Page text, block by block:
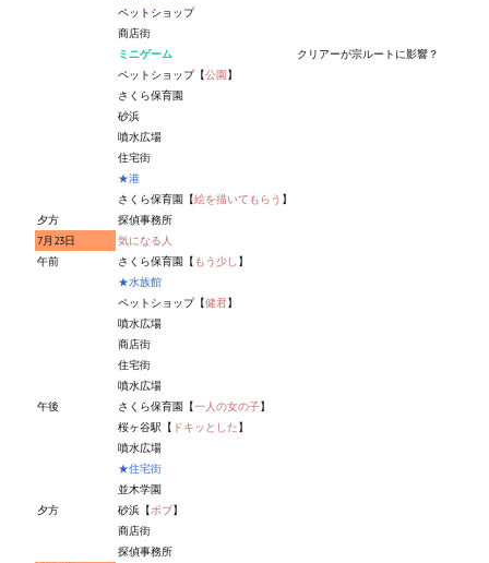
ペットショップ
商店街
ミニゲーム
クリアーが宗ルートに影響？
ペットショップ【公園】
さくら保育園
砂浜
噴水広場
住宅街
★港
さくら保育園【絵を描いてもらう 】
夕方
探偵事務所
7月23日
気になる人
午前
さくら保育園【 もう少し 】
★水族館
ペットショップ【健君】
噴水広場
商店街
住宅街
噴水広場
午後
さくら保育園【一人の女の子】
桜ヶ谷駅【 ドキッとした】
噴水広場
★住宅街
並木学園
夕方
砂浜【ボブ】
商店街
探偵事務所